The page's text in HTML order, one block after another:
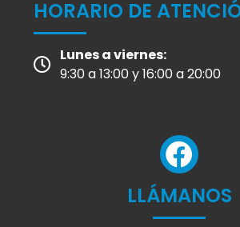
HORARIO DE
Lunes a viernes:
9:30 a 13:00 y 16:00 a 20:00
LLÁMANOS